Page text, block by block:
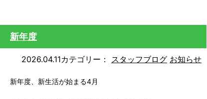
新年度
2026.04.11カテゴリー： スタッフブログ お知らせ
新年度、新生活が始まる4月